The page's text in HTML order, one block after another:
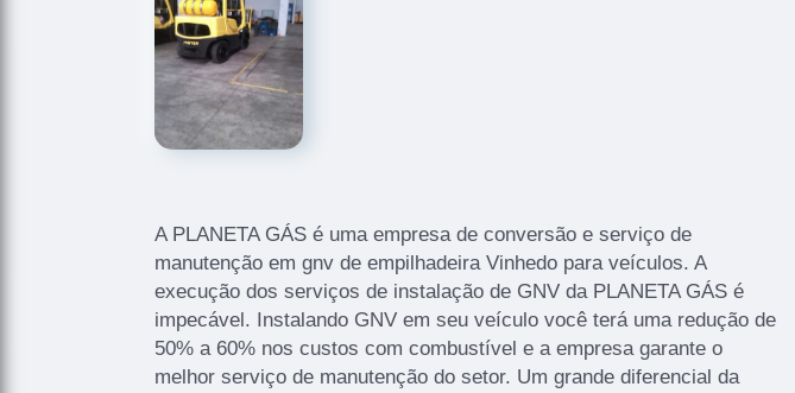
A PLANETA GÁS é uma empresa de conversão e serviço de
manutenção em gnv de empilhadeira Vinhedo para veículos. A
execução dos serviços de instalação de GNV da PLANETA GÁS é
impecável. Instalando GNV em seu veículo você terá uma redução de
50% a 60% nos custos com combustível e a empresa garante o
melhor serviço de manutenção do setor. Um grande diferencial da